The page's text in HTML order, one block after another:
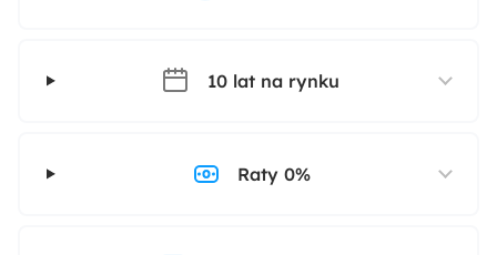
10 lat na rynku
Raty 0%